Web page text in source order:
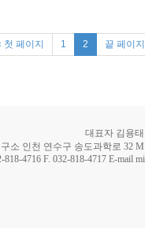
첫 페이지 1 2 끝 페이
대표자 김용
소 인천 연수구 송도과학로 32
818-4716 F. 032-818-4717 E-mail